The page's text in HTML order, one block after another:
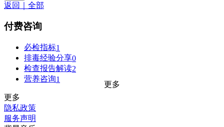
返回｜全部
付费咨询
必检指标1
排毒经验分享0
检查报告解读2
营养咨询1
更多
更多
隐私政策
服务声明